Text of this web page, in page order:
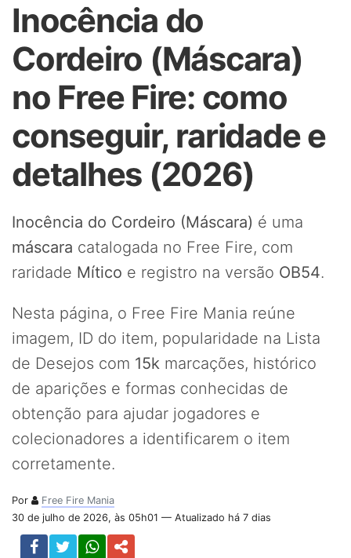
Inocência do
Cordeiro (Máscara)
no Free Fire: como
conseguir, raridade e
detalhes (2026)
Inocência do Cordeiro (Máscara) é uma
máscara catalogada no Free Fire, com
raridade Mítico e registro na versão OB54.
Nesta página, o Free Fire Mania reúne
imagem, ID do item, popularidade na Lista
de Desejos com 15k marcações, histórico
de aparições e formas conhecidas de
obtenção para ajudar jogadores e
colecionadores a identificarem o item
corretamente.
Por
Free Fire Mania
30 de julho de 2026, às 05h01 — Atualizado há 7 dias